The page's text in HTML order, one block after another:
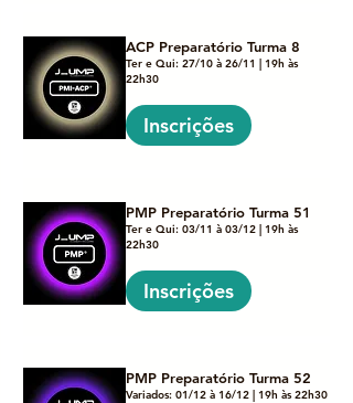
ACP Preparatório Turma 8
Ter e Qui: 27/10 à 26/11 | 19h às
22h30
Inscrições
PMP Preparatório Turma 51
Ter e Qui: 03/11 à 03/12 | 19h às
22h30
Inscrições
PMP Preparatório Turma 52
Variados: 01/12 à 16/12 | 19h às 22h30